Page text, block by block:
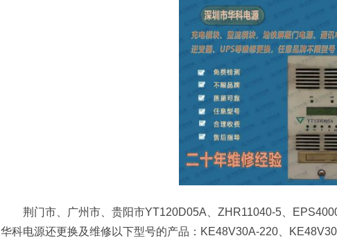
荆门市、广州市、贵阳市YT120D05A、ZHR11040-5、
华科电源还更换及维修以下型号的产品：KE48V30A-220、